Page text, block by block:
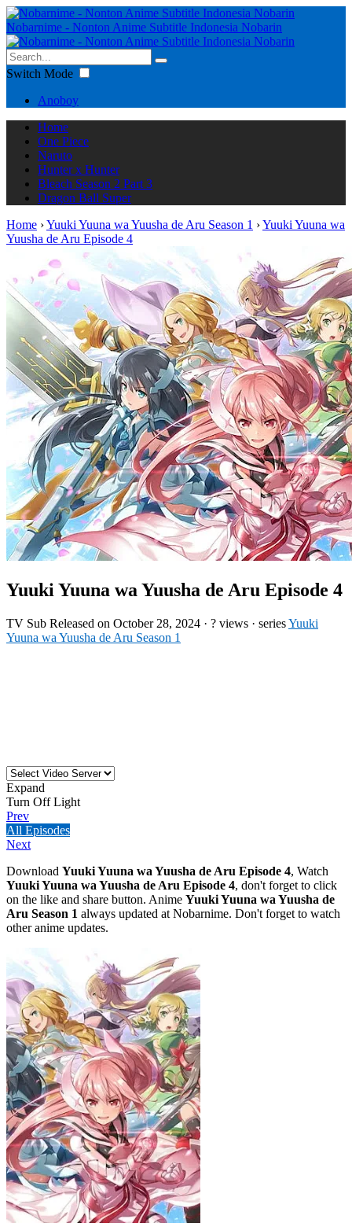
Nobarnime - Nonton Anime Subtitle Indonesia Nobarin
Switch Mode
Anoboy
Home
One Piece
Naruto
Hunter x Hunter
Bleach Season 2 Part 3
Dragon Ball Super
Home ›Yuuki Yuuna wa Yuusha de Aru Season 1 ›Yuuki Yuuna wa
Yuusha de Aru Episode 4
Yuuki Yuuna wa Yuusha de Aru Episode 4
TV Sub Released on October 28, 2024 · ? views · seriesYuuki
Yuuna wa Yuusha de Aru Season 1
Expand
Turn Off Light
Prev
All Episodes
Next
Download Yuuki Yuuna wa Yuusha de Aru Episode 4, Watch
Yuuki Yuuna wa Yuusha de Aru Episode 4, don't forget to click
on the like and share button. Anime Yuuki Yuuna wa Yuusha de
Aru Season 1 always updated at Nobarnime. Don't forget to watch
other anime updates.